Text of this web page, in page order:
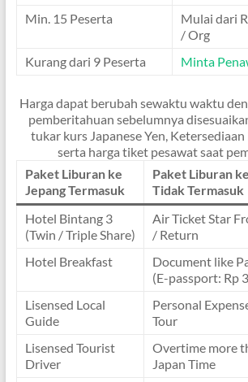
Min. 15 Peserta
Mulai dari
/ Org
Kurang dari 9 Peserta
Minta
Harga dapat berubah sewaktu waktu
pemberitahuan sebelumnya
tukar kurs Japanese Yen,
serta harga tiket pesawat saat
Paket Liburan ke
Jepang Termasuk
Paket Liburan
Tidak Termasuk
Hotel Bintang 3
(Twin / Triple Share)
Air Ticket Star
/ Return
Hotel Breakfast
Document like
(E-passport: Rp
Lisensed Local
Guide
Personal
Tour
Lisensed Tourist
Driver
Overtime more
Japan Time